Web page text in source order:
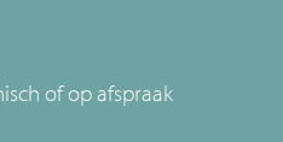
of op afspraak